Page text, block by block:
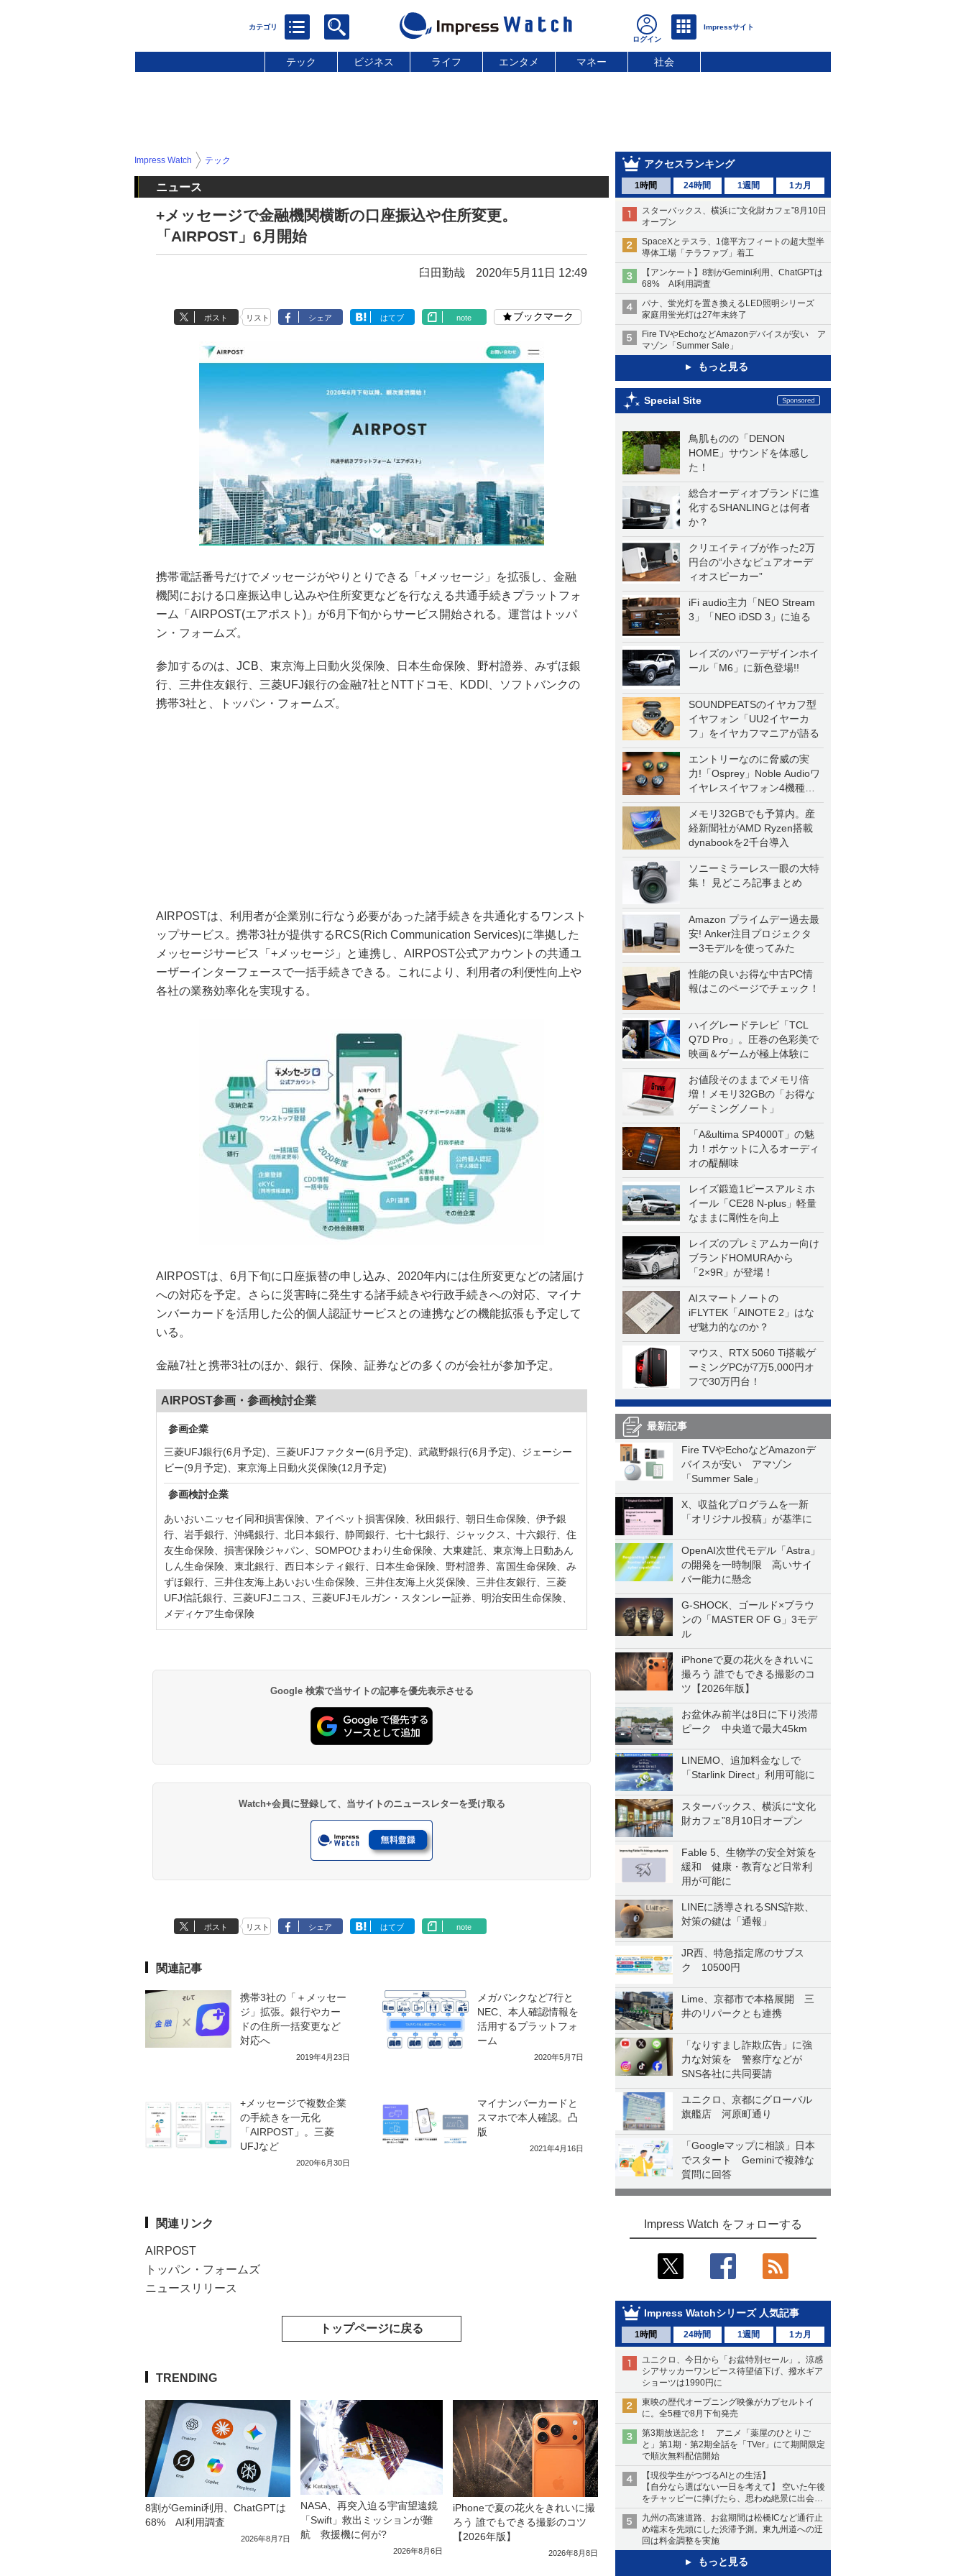
テック ビジネス ライフ エンタメ マネー 社会
アクセスランキング
1時間 24時間 1週間 1カ月
スターバックス、横浜に“文化財カフェ”8月10日
オープン
SpaceXとテスラ、1億平方フィートの超大型半
導体工場「テラファブ」着工
【アンケート】8割がGemini利用、ChatGPTは
68% AI利用調査
パナ、蛍光灯を置き換えるLED照明シリーズ
家庭用蛍光灯は27年末終了
Fire TVやEchoなどAmazonデバイスが安い ア
マゾン「Summer Sale」
もっと見る
Special Site
鳥肌ものの「DENON
HOME」サウンドを体感し
た！
総合オーディオブランドに進
化するSHANLINGとは何者
か？
クリエイティブが作った2万
円台の“小さなピュアオーデ
ィオスピーカー”
iFi audio主力「NEO Stream
3」「NEO iDSD 3」に迫る
レイズのパワーデザインホイ
ール「M6」に新色登場!!
SOUNDPEATSのイヤカフ型
イヤフォン「UU2イヤーカ
フ」をイヤカフマニアが語る
エントリーなのに脅威の実
力!「Osprey」Noble Audioワ
イヤレスイヤフォン4機種を
一気に聴く
メモリ32GBでも予算内。産
経新聞社がAMD Ryzen搭載
dynabookを2千台導入
ソニーミラーレス一眼の大特
集！ 見どころ記事まとめ
Amazon プライムデー過去最
安! Anker注目プロジェクタ
ー3モデルを使ってみた
性能の良いお得な中古PC情
報はこのページでチェック！
ハイグレードテレビ「TCL
Q7D Pro」。圧巻の色彩美で
映画＆ゲームが極上体験に
お値段そのままでメモリ倍
増！メモリ32GBの「お得な
ゲーミングノート」
「A&ultima SP4000T」の魅
力！ポケットに入るオーディ
オの醍醐味
レイズ鍛造1ピースアルミホ
イール「CE28 N-plus」軽量
なままに剛性を向上
レイズのプレミアムカー向け
ブランドHOMURAから
「2×9R」が登場！
AIスマートノートの
iFLYTEK「AINOTE 2」はな
ぜ魅力的なのか？
マウス、RTX 5060 Ti搭載ゲ
ーミングPCが7万5,000円オ
フで30万円台！
最新記事
Fire TVやEchoなどAmazonデ
バイスが安い アマゾン
「Summer Sale」
X、収益化プログラムを一新
「オリジナル投稿」が基準に
OpenAI次世代モデル「Astra」
の開発を一時制限 高いサイ
バー能力に懸念
G-SHOCK、ゴールド×ブラウ
ンの「MASTER OF G」3モデ
ル
iPhoneで夏の花火をきれいに
撮ろう 誰でもできる撮影のコ
ツ【2026年版】
お盆休み前半は8日に下り渋滞
ピーク 中央道で最大45km
LINEMO、追加料金なしで
「Starlink Direct」利用可能に
スターバックス、横浜に“文化
財カフェ”8月10日オープン
Fable 5、生物学の安全対策を
緩和 健康・教育など日常利
用が可能に
LINEに誘導されるSNS詐欺、
対策の鍵は「通報」
JR西、特急指定席のサブス
ク 10500円
Lime、京都市で本格展開 三
井のリパークとも連携
「なりすまし詐欺広告」に強
力な対策を 警察庁などが
SNS各社に共同要請
ユニクロ、京都にグローバル
旗艦店 河原町通り
「Googleマップに相談」日本
でスタート Geminiで複雑な
質問に回答
Impress Watch をフォローする
Impress Watchシリーズ 人気記事
1時間 24時間 1週間 1カ月
ユニクロ、今日から「お盆特別セール」。涼感
シアサッカーワンピース待望値下げ、撥水ギア
ショーツは1990円に
東映の歴代オープニング映像がカプセルトイ
に。全5種で8月下旬発売
第3期放送記念！ アニメ「薬屋のひとりご
と」第1期・第2期全話を「TVer」にて期間限定
で順次無料配信開始
【現役学生がつづるAIとの生活】
【自分なら選ばない一日を考えて】 空いた午後
をチャッピーに捧げたら、思わぬ絶景に出会っ
た話
九州の高速道路、お盆期間は松橋ICなど通行止
め端末を先頭にした渋滞予測。東九州道への迂
回は料金調整を実施
もっと見る
Impress Watch テック
ニュース
+メッセージで金融機関横断の口座振込や住所変更。
「AIRPOST」6月開始
臼田勤哉 2020年5月11日 12:49
ポスト リスト シェア はてブ note ブックマーク
携帯電話番号だけでメッセージがやりとりできる「+メッセージ」を拡張し、金融
機関における口座振込申し込みや住所変更などを行なえる共通手続きプラットフォ
ーム「AIRPOST(エアポスト)」が6月下旬からサービス開始される。運営はトッパ
ン・フォームズ。
参加するのは、JCB、東京海上日動火災保険、日本生命保険、野村證券、みずほ銀
行、三井住友銀行、三菱UFJ銀行の金融7社とNTTドコモ、KDDI、ソフトバンクの
携帯3社と、トッパン・フォームズ。
AIRPOSTは、利用者が企業別に行なう必要があった諸手続きを共通化するワンスト
ップサービス。携帯3社が提供するRCS(Rich Communication Services)に準拠した
メッセージサービス「+メッセージ」と連携し、AIRPOST公式アカウントの共通ユ
ーザーインターフェースで一括手続きできる。これにより、利用者の利便性向上や
各社の業務効率化を実現する。
AIRPOSTは、6月下旬に口座振替の申し込み、2020年内には住所変更などの諸届け
への対応を予定。さらに災害時に発生する諸手続きや行政手続きへの対応、マイナ
ンバーカードを活用した公的個人認証サービスとの連携などの機能拡張も予定して
いる。
金融7社と携帯3社のほか、銀行、保険、証券などの多くのが会社が参加予定。
AIRPOST参画・参画検討企業
参画企業
三菱UFJ銀行(6月予定)、三菱UFJファクター(6月予定)、武蔵野銀行(6月予定)、ジェーシー
ビー(9月予定)、東京海上日動火災保険(12月予定)
参画検討企業
あいおいニッセイ同和損害保険、アイペット損害保険、秋田銀行、朝日生命保険、伊予銀
行、岩手銀行、沖縄銀行、北日本銀行、静岡銀行、七十七銀行、ジャックス、十六銀行、住
友生命保険、損害保険ジャパン、SOMPOひまわり生命保険、大東建託、東京海上日動あん
しん生命保険、東北銀行、西日本シティ銀行、日本生命保険、野村證券、富国生命保険、み
ずほ銀行、三井住友海上あいおい生命保険、三井住友海上火災保険、三井住友銀行、三菱
UFJ信託銀行、三菱UFJニコス、三菱UFJモルガン・スタンレー証券、明治安田生命保険、
メディケア生命保険
Google 検索で当サイトの記事を優先表示させる
Watch+会員に登録して、当サイトのニュースレターを受け取る
ポスト リスト シェア はてブ note
関連記事
携帯3社の「＋メッセー
ジ」拡張。銀行やカー
ドの住所一括変更など
対応へ
2019年4月23日
メガバンクなど7行と
NEC、本人確認情報を
活用するプラットフォ
ーム
2020年5月7日
+メッセージで複数企業
の手続きを一元化
「AIRPOST」。三菱
UFJなど
2020年6月30日
マイナンバーカードと
スマホで本人確認。凸
版
2021年4月16日
関連リンク
AIRPOST
トッパン・フォームズ
ニュースリリース
トップページに戻る
TRENDING
8割がGemini利用、ChatGPTは
68% AI利用調査
2026年8月7日
NASA、再突入迫る宇宙望遠鏡
「Swift」救出ミッションが難
航 救援機に何が?
2026年8月6日
iPhoneで夏の花火をきれいに撮
ろう 誰でもできる撮影のコツ
【2026年版】
2026年8月8日